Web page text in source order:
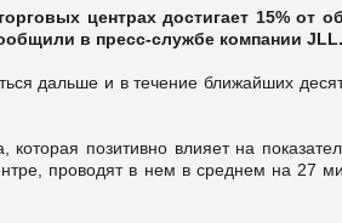
центрах достигает 15% от
в пресс-службе компании JLL.
дальше и в течение ближайших
позитивно влияет на
проводят в нем в среднем на 27